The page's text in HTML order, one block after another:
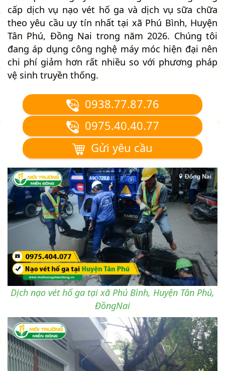
cấp dịch vụ nạo vét hố ga và dịch vụ sữa chữa
theo yêu cầu uy tín nhất tại xã Phú Bình, Huyện
Tân Phú, Đồng Nai trong năm 2026. Chúng tôi
đang áp dụng công nghệ máy móc hiện đại nên
chi phí giảm hơn rất nhiều so với phương pháp
vệ sinh truyền thống.
0938.77.87.76
0975.40.40.77
Gửi yêu cầu
Dịch nạo vét hố ga tại xã Phú Bình, Huyện Tân Phú,
ĐồngNai